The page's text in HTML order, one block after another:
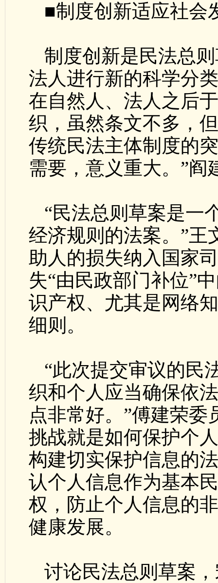
■制度创新适应社会
制度创新是民法总
法人进行新的科学分
在自然人、法人之后
织，虽然条文不多，
传统民法主体制度的
需要，意义重大。”阎
“民法总则草案是一
经济规则的法案。”王
助人的损失纳入国家
失“由民政部门补位”
识产权、尤其是网络
细则。
“此次提交审议的民
织和个人应当确保依
点非常好。”傅建荣
挑战就是如何保护个
构建切实保护信息的
认个人信息作为基本
权，防止个人信息的
健康发展。
讨论民法总则草案